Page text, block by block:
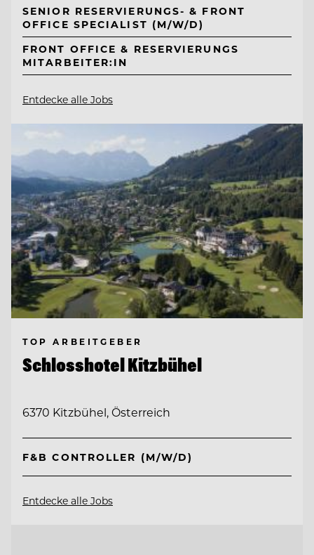
SENIOR RESERVIERUNGS- & FRONT
OFFICE SPECIALIST (M/W/D)
FRONT OFFICE & RESERVIERUNGS
MITARBEITER:IN
Entdecke alle Jobs
TOP ARBEITGEBER
Schlosshotel Kitzbühel
6370 Kitzbühel, Österreich
F&B CONTROLLER (M/W/D)
Entdecke alle Jobs